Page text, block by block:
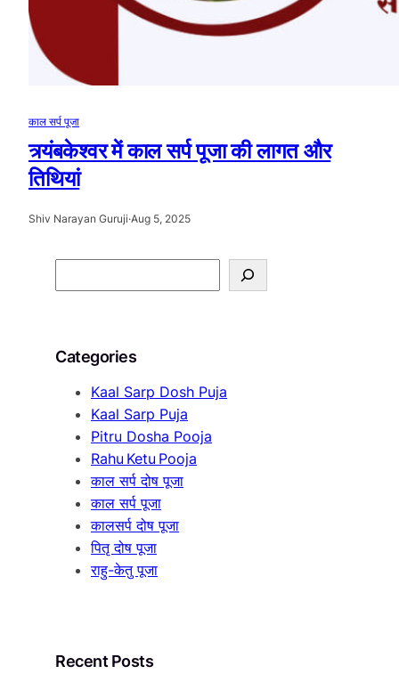
काल सर्प पूजा
त्र्यंबकेश्वर में काल सर्प पूजा की लागत और
तिथियां
Shiv Narayan Guruji·Aug 5, 2025
e
c
Categories
Kaal Sarp Dosh Puja
Kaal Sarp Puja
Pitru Dosha Pooja
Rahu Ketu Pooja
काल सर्प दोष पूजा
काल सर्प पूजा
कालसर्प दोष पूजा
पितृ दोष पूजा
राहु-केतु पूजा
Recent Posts